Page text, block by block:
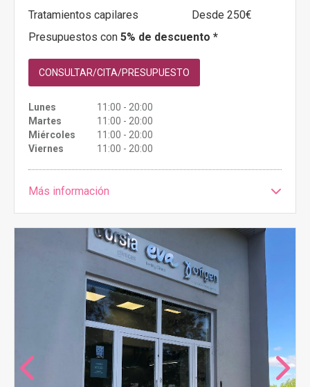
Tratamientos capilares
Desde 250€
Presupuestos con 5% de descuento *
CONSULTAR/CITA/PRESUPUESTO
Lunes
11:00 - 20:00
Martes
11:00 - 20:00
Miércoles
11:00 - 20:00
Viernes
11:00 - 20:00
Más información